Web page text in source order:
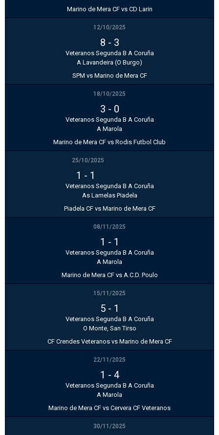
Marino de Mera CF vs CD Larin
12/10/2025
8 - 3
Veteranos Segunda B A Coruña
A Lavandeira (O Burgo)
SPM vs Marino de Mera CF
18/10/2025
3 - 0
Veteranos Segunda B A Coruña
A Marola
Marino de Mera CF vs Rodis Futbol Club
25/10/2025
1 - 1
Veteranos Segunda B A Coruña
As Lamelas Piadela
Piadela CF vs Marino de Mera CF
08/11/2025
1 - 1
Veteranos Segunda B A Coruña
A Marola
Marino de Mera CF vs A.C.D. Poulo
15/11/2025
5- 1
Veteranos Segunda B A Coruña
O Monte, San Tirso
CF Crendes Veteranos vs Marino de Mera CF
22/11/2025
1 - 4
Veteranos Segunda B A Coruña
A Marola
Marino de Mera CF vs Cervera CF Veteranos
30/11/2025